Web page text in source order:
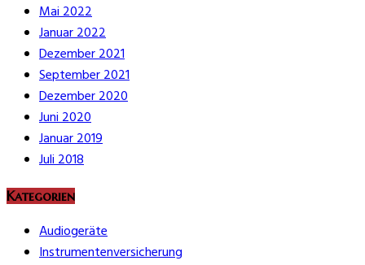
Mai 2022
Januar 2022
Dezember 2021
September 2021
Dezember 2020
Juni 2020
Januar 2019
Juli 2018
Kategorien
Audiogeräte
Instrumentenversicherung